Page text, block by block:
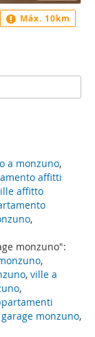
monzuno":
,
, ville a
,
monzuno,
Máx. 10km
a monzuno,
affitti
affitto
,